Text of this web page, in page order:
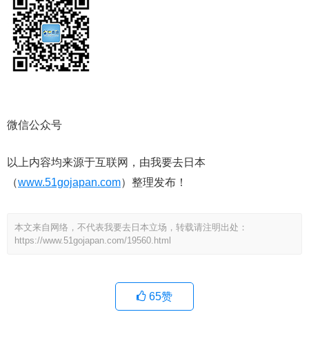
微信公众号
以上内容均来源于互联网，由我要去日本
（www.51gojapan.com）整理发布！
本文来自网络，不代表我要去日本立场，转载请注明出处：
https://www.51gojapan.com/19560.html
65赞